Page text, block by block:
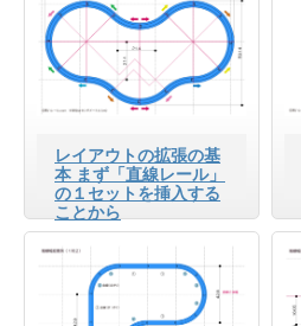
レイアウトの拡張の基
本 まず「直線レール」
の１セットを挿入する
ことから